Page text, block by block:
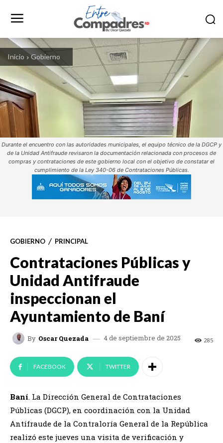
Inicio Gobierno
Durante el encuentro con las autoridades municipales, el equipo técnico de la DGCP y
de la Unidad Antifraude revisaron la documentación relacionada con procesos de
compras y contrataciones de este gobierno local con el objetivo de constatar el
cumplimiento de la Ley 340-06 de Contrataciones Públicas.
GOBIERNO PRINCIPAL
Contrataciones Públicas y
Unidad Antifraude
inspeccionan el
Ayuntamiento de Baní
By Oscar Quezada 4 de septiembre de 2025 285
FACEBOOK TWITTER
Baní. La Dirección General de Contrataciones
Públicas (DGCP), en coordinación con la Unidad
Antifraude de la Contraloría General de la República
realizó este jueves una visita de verificación y